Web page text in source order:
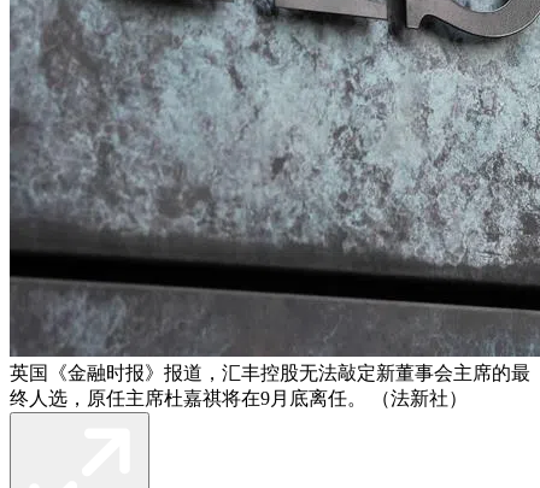
英国《金融时报》报道，汇丰控股无法敲定新董事会主席的最
终人选，原任主席杜嘉祺将在9月底离任。 （法新社）